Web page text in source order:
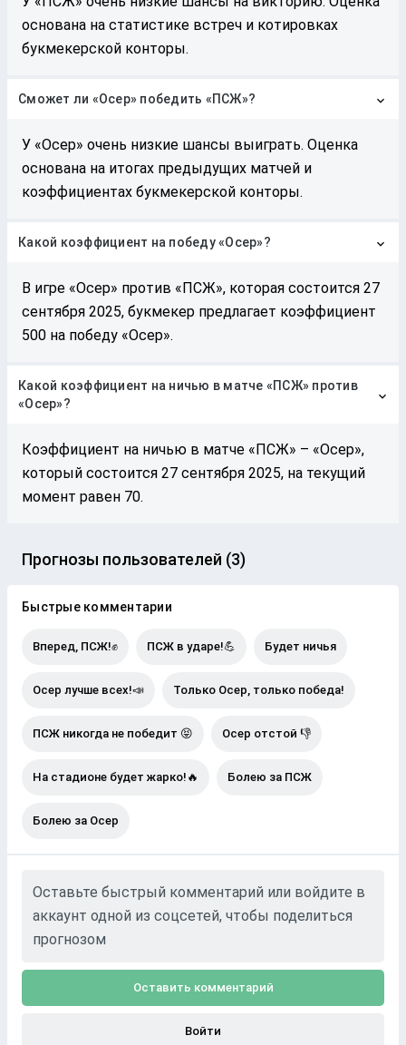
основана на статистике встреч и котировках
букмекерской конторы.
Сможет ли «Осер» победить «ПСЖ»?
У «Осер» очень низкие шансы выиграть. Оценка
основана на итогах предыдущих матчей и
коэффициентах букмекерской конторы.
Какой коэффициент на победу «Осер»?
В игре «Осер» против «ПСЖ», которая состоится 27
сентября 2025, букмекер предлагает коэффициент
500 на победу «Осер».
Какой коэффициент на ничью в матче «ПСЖ» против
«Осер»?
Коэффициент на ничью в матче «ПСЖ» – «Осер»,
который состоится 27 сентября 2025, на текущий
момент равен 70.
Прогнозы пользователей (3)
Быстрые комментарии
Вперед, ПСЖ!✊ ПСЖ в ударе!💪 Будет ничья
Осер лучше всех!📣 Только Осер, только победа!
ПСЖ никогда не победит 😝 Осер отстой 👎
На стадионе будет жарко!🔥 Болею за ПСЖ
Болею за Осер
Оставьте быстрый комментарий или войдите в
аккаунт одной из соцсетей, чтобы поделиться
прогнозом
Войти
Оставить комментарий